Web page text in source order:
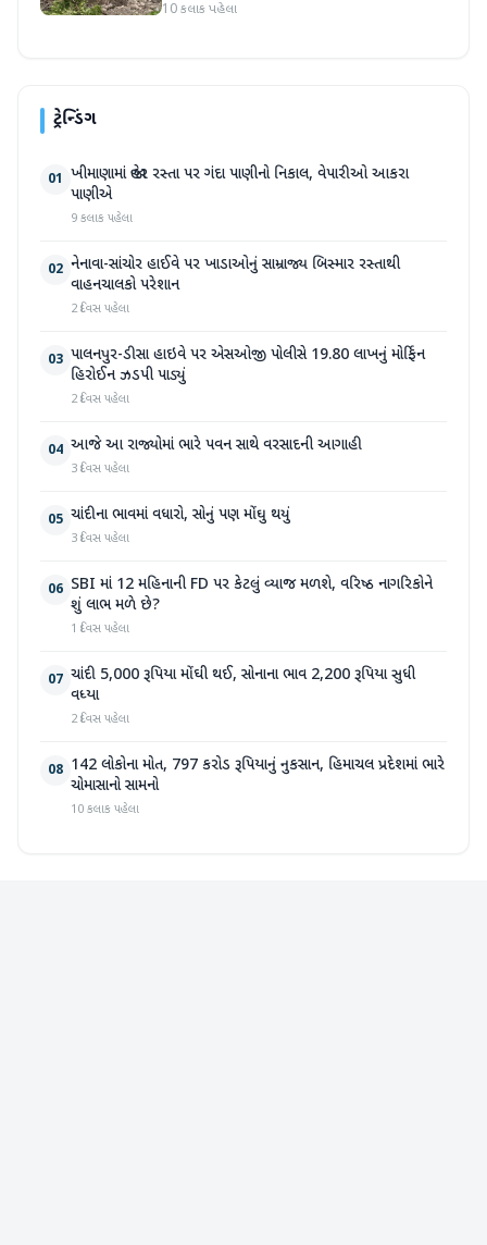
10 કલાક પહેલા
ટ્રેન્ડિંગ
01 ખીમાણામાં જાહેર રસ્તા પર ગંદા પાણીનો નિકાલ, વેપારીઓ આકરા
પાણીએ
9 કલાક પહેલા
02 નેનાવા-સાંચોર હાઈવે પર ખાડાઓનું સામ્રાજ્ય બિસ્માર રસ્તાથી
વાહનચાલકો પરેશાન
2 દિવસ પહેલા
03 પાલનપુર-ડીસા હાઇવે પર એસઓજી પોલીસે 19.80 લાખનું મોર્ફિન
હિરોઈન ઝડપી પાડ્યું
2 દિવસ પહેલા
04 આજે આ રાજ્યોમાં ભારે પવન સાથે વરસાદની આગાહી
3 દિવસ પહેલા
05 ચાંદીના ભાવમાં વધારો, સોનું પણ મોંઘુ થયું
3 દિવસ પહેલા
06 SBI માં 12 મહિનાની FD પર કેટલું વ્યાજ મળશે, વરિષ્ઠ નાગરિકોને
શું લાભ મળે છે?
1 દિવસ પહેલા
07 ચાંદી 5,000 રૂપિયા મોંઘી થઈ, સોનાના ભાવ 2,200 રૂપિયા સુધી
વધ્યા
2 દિવસ પહેલા
08 142 લોકોના મોત, 797 કરોડ રૂપિયાનું નુકસાન, હિમાચલ પ્રદેશમાં ભારે
ચોમાસાનો સામનો
10 કલાક પહેલા